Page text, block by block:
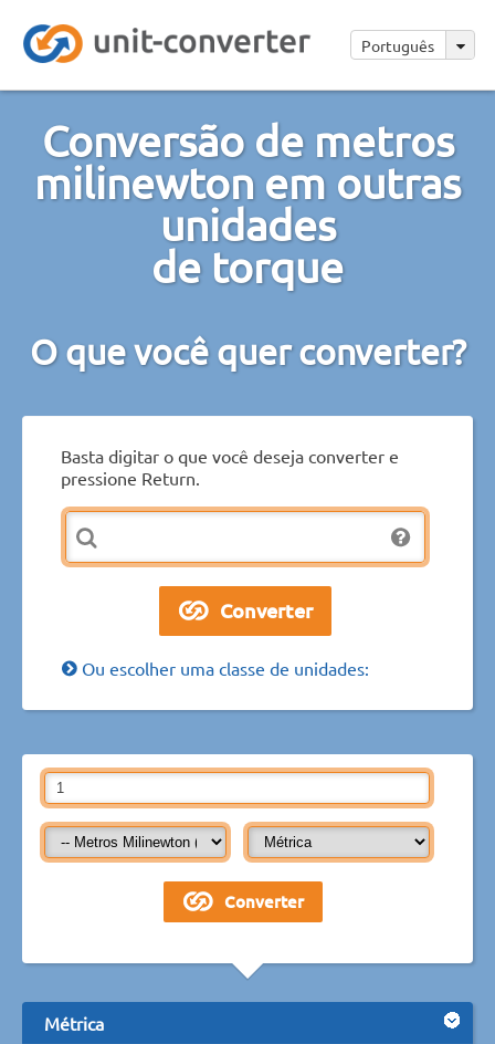
Português
Conversão de metros
milinewton em outras
unidades
de torque
O que você quer converter?
Basta digitar o que você deseja converter e
pressione Return.
Ou escolher uma classe de unidades:
Métrica